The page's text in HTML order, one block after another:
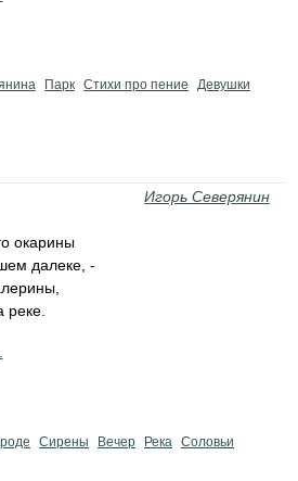
Парк Стихи про пение
Девушки
Игорь Северянин
окарины
далеке, -
реке.
Сирены Вечер Река Соловьи